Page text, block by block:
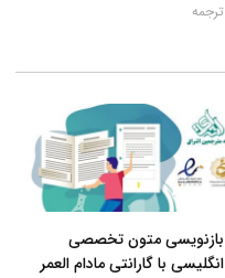
ترجمه
بازنویسی متون تخصصی
انگلیسی با گارانتی مادام العمر